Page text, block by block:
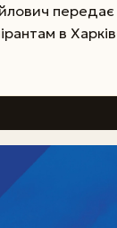
передає
в